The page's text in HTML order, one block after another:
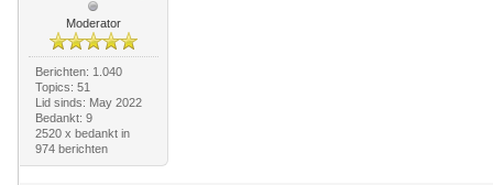
Moderator
Berichten: 1.040
Topics: 51
Lid sinds: May 2022
Bedankt: 9
2520 x bedankt in
974 berichten